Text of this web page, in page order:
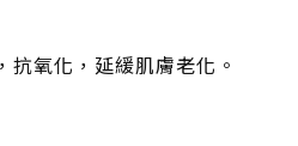
抗氧化，延緩肌膚老化。